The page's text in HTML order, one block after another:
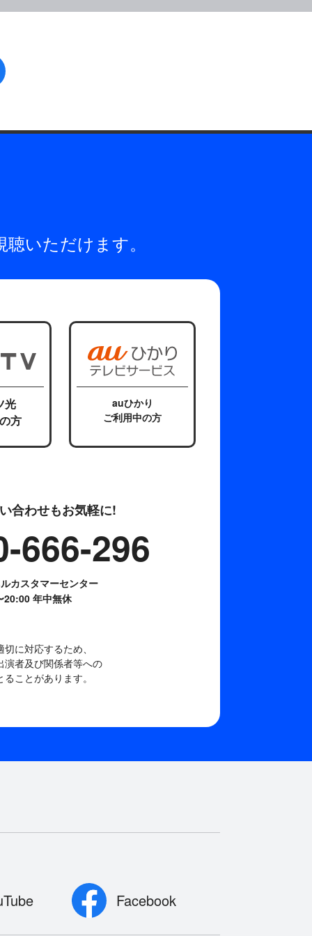
いただけます。
光
方
auひかり
ご利用中の方
合わせもお気軽に!
666-296
カスタマーセンター
20:00 年中無休
に対応するため、
演者及び関係者等への
ことがあります。
Facebook